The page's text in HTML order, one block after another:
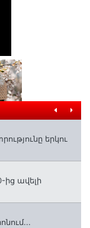
երկու
ից ավելի